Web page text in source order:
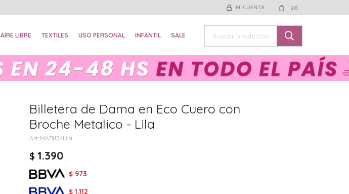
AIRE LIBRE TEXTILES USO PERSONAL INFANTIL SALE
$0
Billetera de Dama en Eco Cuero con
Broche Metalico - Lila
MABI124Lila
$ 1.390
$ 973
$ 1.112